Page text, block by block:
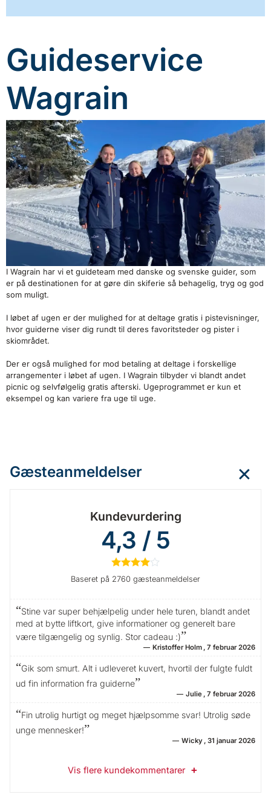
Guideservice
Wagrain
I Wagrain har vi et guideteam med danske og svenske guider, som
er på destinationen for at gøre din skiferie så behagelig, tryg og god
som muligt.
I løbet af ugen er der mulighed for at deltage gratis i pistevisninger,
hvor guiderne viser dig rundt til deres favoritsteder og pister i
skiområdet.
Der er også mulighed for mod betaling at deltage i forskellige
arrangementer i løbet af ugen. I Wagrain tilbyder vi blandt andet
picnic og selvfølgelig gratis afterski. Ugeprogrammet er kun et
eksempel og kan variere fra uge til uge.
Gæsteanmeldelser
Kundevurdering
4,3 / 5
★★★★
Baseret på 2760 gæsteanmeldelser
Stine var super behjælpelig under hele turen, blandt andet
med at bytte liftkort, give informationer og generelt bare
være tilgængelig og synlig. Stor cadeau :)
Kristoffer Holm 7 februar 2026
Gik som smurt. Alt i udleveret kuvert, hvortil der fulgte fuldt
ud fin information fra guiderne
Julie 7 februar 2026
Fin utrolig hurtigt og meget hjælpsomme svar! Utrolig søde
unge mennesker!
Wicky 31 januar 2026
Vis flere kundekommentarer